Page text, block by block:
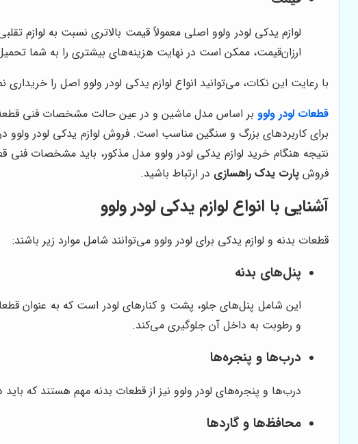
لوازم یدکی لودر ولوو اصلی معمولاً قیمت بالاتری نسبت به
ارزان‌قیمت، ممکن است در نهایت هزینه‌های بیشتری را به شما
با رعایت این نکات، می‌توانید انواع لوازم یدکی لودر ولوو اصل را
قطعات لودر ولوو
برای کاربردهای بزرگ و سنگین مناسب است. فروش لوازم یدکی لودر
نتیجه هنگام خرید لوازم یدکی لودر ولوو مدل مذکور، باید مشخصات
فروش پارت یدک راهسازی در ارتباط باشید.
آشنایی با انواع لوازم یدکی لودر ولوو
قطعات بدنه و لوازم یدکی برای لودر ولوو می‌توانند شامل موارد زیر باشند:
پنل‌های بدنه
این شامل پنل‌های جلو، پشت و کنارهای لودر است که به عنوان
و رطوبت به داخل آن جلوگیری می‌کند.
درب‌ها و پنجره‌ها
درب‌ها و پنجره‌های لودر ولوو نیز از قطعات بدنه مهم هستند که
محافظ‌ها و گاردها